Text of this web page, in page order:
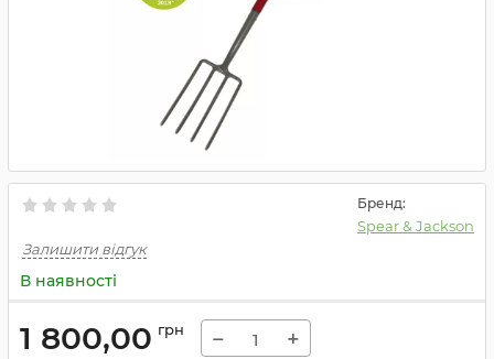
Бренд:
Spear & Jackson
Залишити відгук
В наявності
1 800,00 грн − +